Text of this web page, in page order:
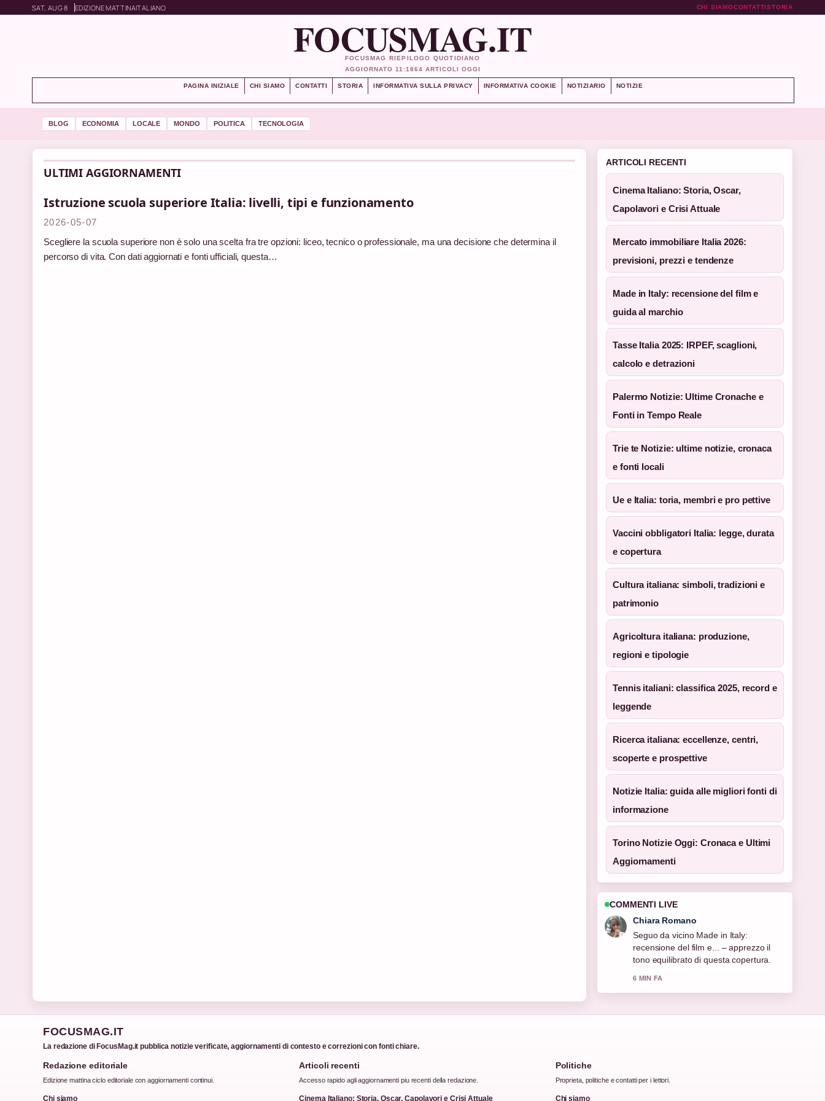
SAT, AUG 8 EDIZIONE MATTINAITALIANO CHI SIAMOCONTATTISTORIA
FOCUSMAG.IT
FOCUSMAG RIEPILOGO QUOTIDIANO
AGGIORNATO 11:1864 ARTICOLI OGGI
PAGINA INIZIALE CHI SIAMO CONTATTI STORIA INFORMATIVA SULLA PRIVACY INFORMATIVA COOKIE NOTIZIARIO NOTIZIE
BLOG ECONOMIA LOCALE MONDO POLITICA TECNOLOGIA
ULTIMI AGGIORNAMENTI
Istruzione scuola superiore Italia: livelli, tipi e funzionamento
2026-05-07
Scegliere la scuola superiore non è solo una scelta fra tre opzioni: liceo, tecnico o professionale, ma una decisione che determina il
percorso di vita. Con dati aggiornati e fonti ufficiali, questa…
ARTICOLI RECENTI
Cinema Italiano: Storia, Oscar,
Capolavori e Crisi Attuale
Mercato immobiliare Italia 2026:
previsioni, prezzi e tendenze
Made in Italy: recensione del film e
guida al marchio
Tasse Italia 2025: IRPEF, scaglioni,
calcolo e detrazioni
Palermo Notizie: Ultime Cronache e
Fonti in Tempo Reale
Trie te Notizie: ultime notizie, cronaca
e fonti locali
Ue e Italia: toria, membri e pro pettive
Vaccini obbligatori Italia: legge, durata
e copertura
Cultura italiana: simboli, tradizioni e
patrimonio
Agricoltura italiana: produzione,
regioni e tipologie
Tennis italiani: classifica 2025, record e
leggende
Ricerca italiana: eccellenze, centri,
scoperte e prospettive
Notizie Italia: guida alle migliori fonti di
informazione
Torino Notizie Oggi: Cronaca e Ultimi
Aggiornamenti
COMMENTI LIVE
Chiara Romano
Seguo da vicino Made in Italy:
recensione del film e... – apprezzo il
tono equilibrato di questa copertura.
6 MIN FA
FOCUSMAG.IT
La redazione di FocusMag.it pubblica notizie verificate, aggiornamenti di contesto e correzioni con fonti chiare.
Redazione editoriale
Edizione mattina ciclo editoriale con aggiornamenti continui.
Chi siamo
Articoli recenti
Accesso rapido agli aggiornamenti piu recenti della redazione.
Cinema Italiano: Storia, Oscar, Capolavori e Crisi Attuale
Politiche
Proprieta, politiche e contatti per i lettori.
Chi siamo